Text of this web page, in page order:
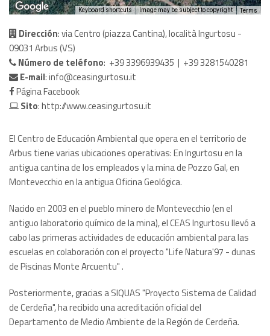
Keyboard shortcuts Image may be subject to copyright Terms
Dirección: via Centro (piazza Cantina), località Ingurtosu -
09031 Arbus (VS)
Número de teléfono: +39 3396939435 | +39 3281540281
E-mail:info@ceasingurtosu.it
Página Facebook
Sito:http://www.ceasingurtosu.it
El Centro de Educación Ambiental que opera en el territorio de
Arbus tiene varias ubicaciones operativas: En Ingurtosu en la
antigua cantina de los empleados y la mina de Pozzo Gal, en
Montevecchio en la antigua Oficina Geológica.
Nacido en 2003 en el pueblo minero de Montevecchio (en el
antiguo laboratorio químico de la mina), el CEAS Ingurtosu llevó a
cabo las primeras actividades de educación ambiental para las
escuelas en colaboración con el proyecto "Life Natura'97 - dunas
de Piscinas Monte Arcuentu" .
Posteriormente, gracias a SIQUAS "Proyecto Sistema de Calidad
de Cerdeña", ha recibido una acreditación oficial del
Departamento de Medio Ambiente de la Región de Cerdeña.